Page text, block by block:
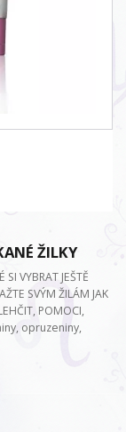
ŽILKY
VYBRAT JEŠTĚ
SVÝM ŽILÁM JAK
POMOCI,
opruzeniny,